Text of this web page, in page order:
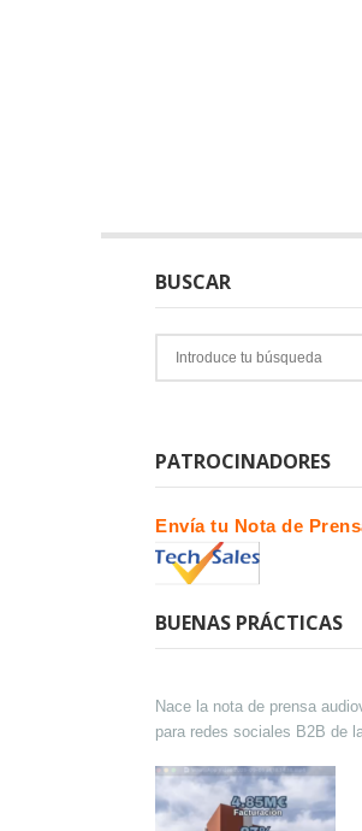
BUSCAR
PATROCINADORES
Envía tu Nota de
BUENAS PRÁCTICAS
Nace la nota de prensa
para redes sociales B2B de